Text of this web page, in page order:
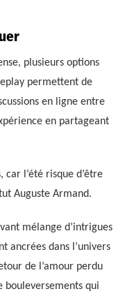
plusieurs options
permettent de
en ligne entre
en partageant
car l’été risque d’être
Auguste Armand.
mélange d’intrigues
ancrées dans l’univers
de l’amour perdu
bouleversements qui